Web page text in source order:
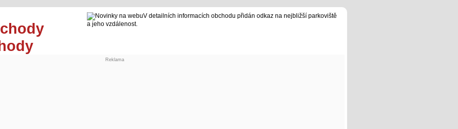
V detailních informacích obchodu přidán odkaz na nejbližší parkoviště
a jeho vzdálenost.
Reklama